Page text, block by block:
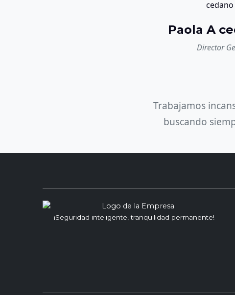
Paola A
Director
Trabajamos
buscando
¡Seguridad inteligente, tranquilidad permanente!